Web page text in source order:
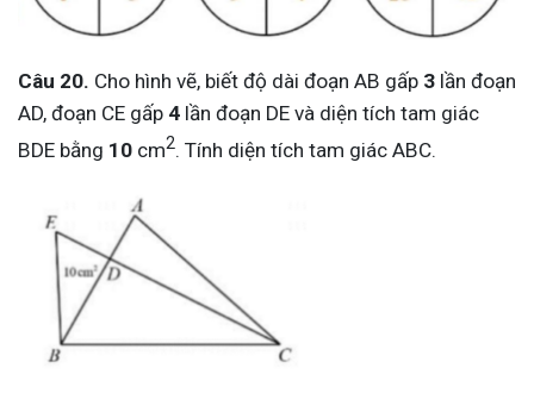
Câu 20. Cho hình vẽ, biết độ dài đoạn AB gấp 3 lần đoạn
AD, đoạn CE gấp 4 lần đoạn DE và diện tích tam giác
BDE bằng 10 cm2. Tính diện tích tam giác ABC.